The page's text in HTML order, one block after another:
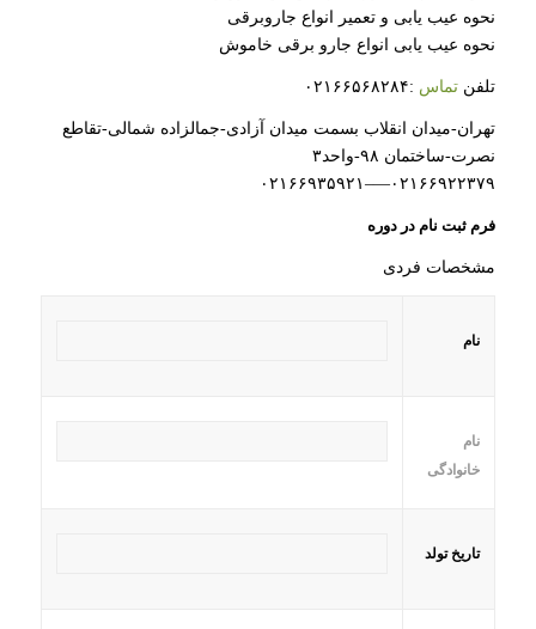
نحوه عیب یابی و تعمیر انواع جاروبرقی
نحوه عیب یابی انواع جارو برقی خاموش
تلفن تماس :۰۲۱۶۶۵۶۸۲۸۴
تهران-میدان انقلاب بسمت میدان آزادی-جمالزاده شمالی-تقاطع
نصرت-ساختمان ۹۸-واحد۳
۰۲۱۶۶۹۲۲۳۷۹—–۰۲۱۶۶۹۳۵۹۲۱
فرم ثبت نام در دوره
مشخصات فردی
نام
نام
خانوادگی
تاریخ تولد